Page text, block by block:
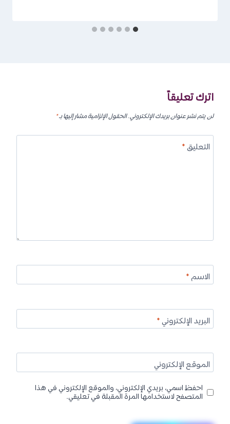
اترك تعليقاً
لن يتم نشر عنوان بريدك الإلكتروني.الحقول الإلزامية مشار إليها بـ*
التعليق*
الاسم*
البريد الإلكتروني*
الموقع الإلكتروني
احفظ اسمي، بريدي الإلكتروني، والموقع الإلكتروني في هذا
المتصفح لاستخدامها المرة المقبلة في تعليقي.